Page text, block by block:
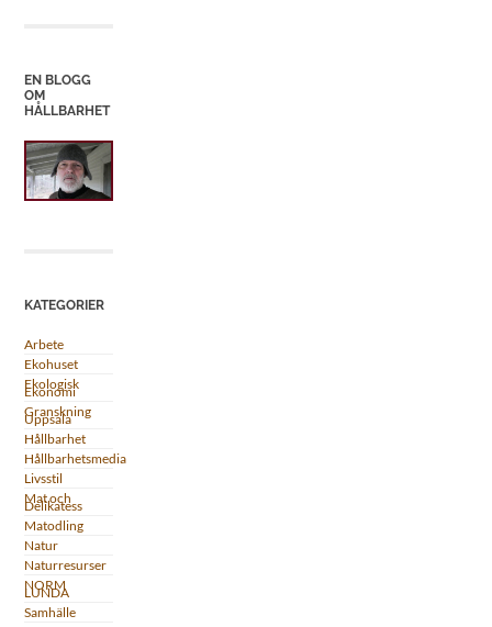
EN BLOGG
OM
HÅLLBARHET
KATEGORIER
Arbete
Ekohuset
Ekologisk
Ekonomi
Granskning
Uppsala
Hållbarhet
Hållbarhetsmedia
Livsstil
Mat och
Delikatess
Matodling
Natur
Naturresurser
NORM
LUNDA
Samhälle